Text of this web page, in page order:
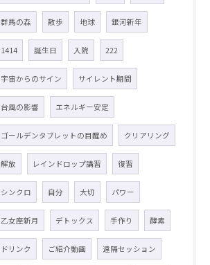
群馬の森 散歩 地球 銀河新年
1414 誕生日 入院 222
宇宙からのサイン サイレント期間
台風の影響 エネルギー安定
ゴールデンタブレットの目醒め クリアリング
解放 レインドロップ講習 復習
シンクロ 自分 大切 パワー
乙女座新月 デトックス 手作り 酵素
ドリンク ご紹介動画 遠隔セッション